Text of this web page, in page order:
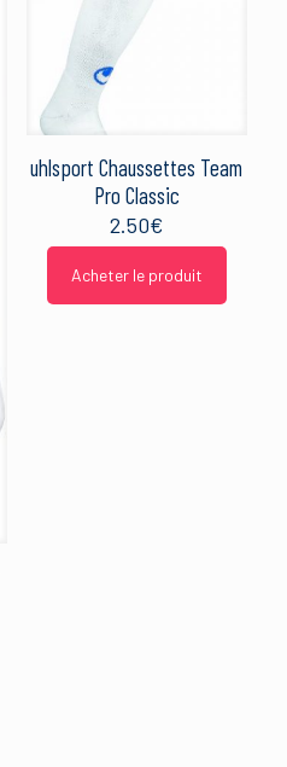
uhlsport Chaussettes Team
Pro Classic
2.50€
Acheter le produit